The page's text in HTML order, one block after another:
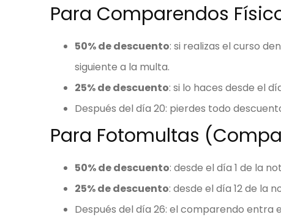
Para Comparendos
50% de descuento: si realizas el curso
siguiente a la multa.
25% de descuento: si lo haces desde el
Después del día 20: pierdes todo
Para Fotomultas
50% de descuento: desde el día 1 de la
25% de descuento: desde el día 12 de la
Después del día 26: el comparendo entra